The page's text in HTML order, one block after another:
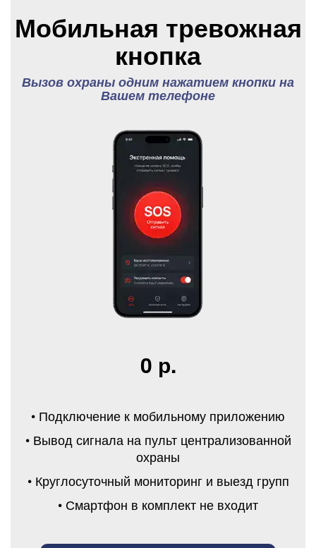
Мобильная тревожная
кнопка
Вызов охраны одним нажатием кнопки на
Вашем телефоне
0 р.
• Подключение к мобильному приложению
• Вывод сигнала на пульт централизованной
охраны
• Круглосуточный мониторинг и выезд групп
• Смартфон в комплект не входит